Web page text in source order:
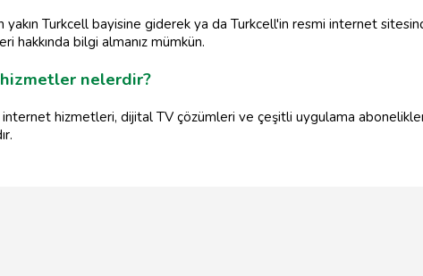
Turkcell bayisine giderek ya da Turkcell'in resmi internet
hakkında bilgi almanız mümkün.
nelerdir?
hizmetleri, dijital TV çözümleri ve çeşitli uygulama abonelikleri